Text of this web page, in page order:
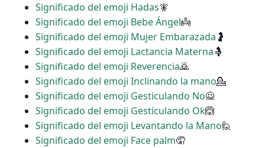
Significado del emoji Hadas🧚
Significado del emoji Bebe Ángel👼
Significado del emoji Mujer Embarazada 🤰
Significado del emoji Lactancia Materna🤱
Significado del emoji Reverencia🙇
Significado del emoji Inclinando la mano💁
Significado del emoji Gesticulando No🙅
Significado del emoji Gesticulando Ok🙆
Significado del emoji Levantando la Mano🙋
Significado del emoji Face palm🤦